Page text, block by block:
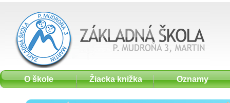
O škole Žiacka knižka Oznamy